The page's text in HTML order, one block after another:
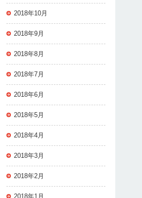
2018年10月
2018年9月
2018年8月
2018年7月
2018年6月
2018年5月
2018年4月
2018年3月
2018年2月
2018年1月